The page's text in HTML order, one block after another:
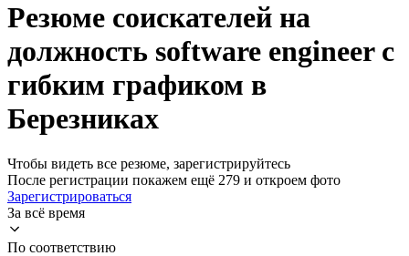
Резюме соискателей на
должность software engineer с
гибким графиком в
Березниках
Чтобы видеть все резюме, зарегистрируйтесь
После регистрации покажем ещё 279 и откроем фото
Зарегистрироваться
За всё время
По соответствию